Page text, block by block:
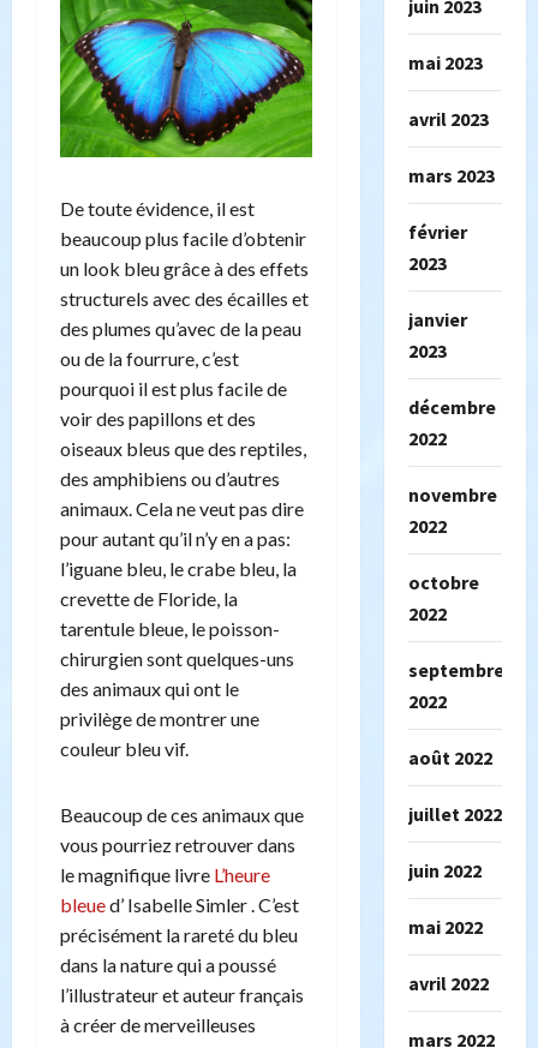
De toute évidence, il est
beaucoup plus facile d’obtenir
un look bleu grâce à des effets
structurels avec des écailles et
des plumes qu’avec de la peau
ou de la fourrure, c’est
pourquoi il est plus facile de
voir des papillons et des
oiseaux bleus que des reptiles,
des amphibiens ou d’autres
animaux. Cela ne veut pas dire
pour autant qu’il n’y en a pas:
l’iguane bleu, le crabe bleu, la
crevette de Floride, la
tarentule bleue, le poisson-
chirurgien sont quelques-uns
des animaux qui ont le
privilège de montrer une
couleur bleu vif.
Beaucoup de ces animaux que
vous pourriez retrouver dans
le magnifique livre L’heure
bleued’ Isabelle Simler . C’est
précisément la rareté du bleu
dans la nature qui a poussé
l’illustrateur et auteur français
à créer de merveilleuses
juin 2023
mai 2023
avril 2023
mars 2023
février
2023
janvier
2023
décembre
2022
novembre
2022
octobre
2022
septembre
2022
août 2022
juillet 2022
juin 2022
mai 2022
avril 2022
mars 2022